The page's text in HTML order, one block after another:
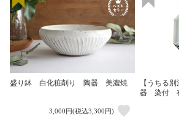
盛り鉢 白化粧削り 陶器 美濃焼
3,000円(税込3,300円)
【うちる
器 染付